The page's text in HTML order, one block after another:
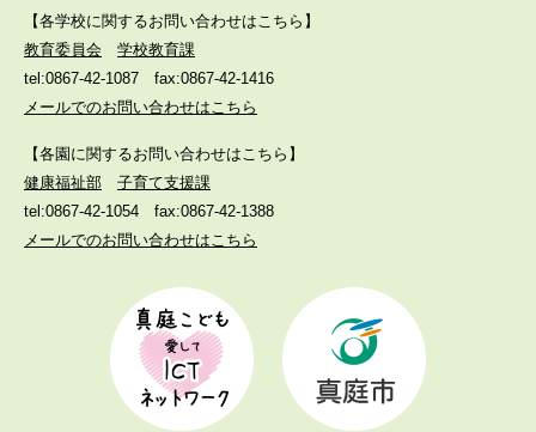
【各学校に関するお問い合わせはこちら】
教育委員会
学校教育課
tel:0867-42-1087
fax:0867-42-1416
メールでのお問い合わせはこちら
【各園に関するお問い合わせはこちら】
健康福祉部
子育て支援課
tel:0867-42-1054
fax:0867-42-1388
メールでのお問い合わせはこちら